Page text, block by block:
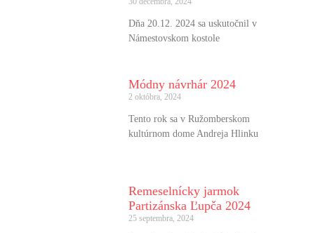
Dňa 20.12. 2024 sa uskutočnil v
Námestovskom kostole
Módny návrhár 2024
2 októbra, 2024
Tento rok sa v Ružomberskom
kultúrnom dome Andreja Hlinku
Remeselnícky jarmok
Partizánska Ľupča 2024
25 septembra, 2024